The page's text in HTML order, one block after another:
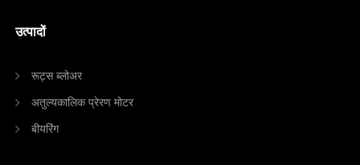
उत्पादों
रूट्स ब्लोअर
अतुल्यकालिक प्रेरण मोटर
बीयरिंग